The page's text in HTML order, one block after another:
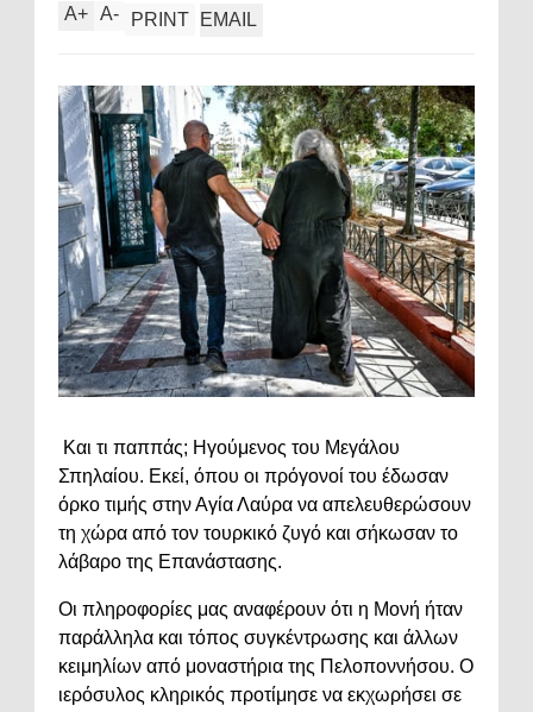
A+ A- PRINT EMAIL
Και τι παππάς; Ηγούμενος του Μεγάλου
Σπηλαίου. Εκεί, όπου οι πρόγονοί του έδωσαν
όρκο τιμής στην Αγία Λαύρα να απελευθερώσουν
τη χώρα από τον τουρκικό ζυγό και σήκωσαν το
λάβαρο της Επανάστασης.
Οι πληροφορίες μας αναφέρουν ότι η Μονή ήταν
παράλληλα και τόπος συγκέντρωσης και άλλων
κειμηλίων από μοναστήρια της Πελοποννήσου. Ο
ιερόσυλος κληρικός προτίμησε να εκχωρήσει σε